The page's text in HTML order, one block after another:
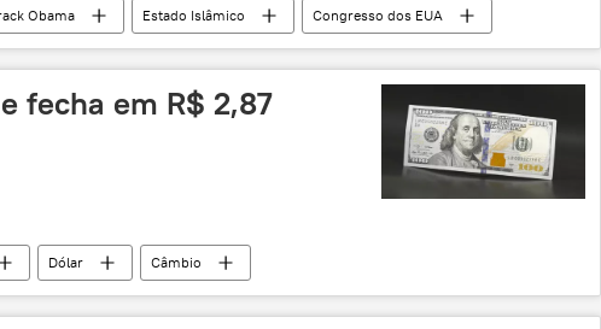
Obama Estado Islâmico
Congresso dos EUA
EUA
fecha em R$ 2,87
Dólar Câmbio